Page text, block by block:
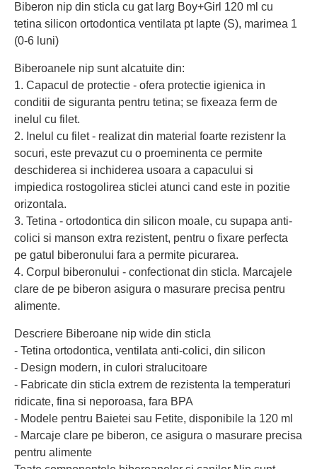
Biberon nip din sticla cu gat larg Boy+Girl 120 ml cu
tetina silicon ortodontica ventilata pt lapte (S), marimea 1
(0-6 luni)
Biberoanele nip sunt alcatuite din:
1. Capacul de protectie - ofera protectie igienica in
conditii de siguranta pentru tetina; se fixeaza ferm de
inelul cu filet.
2. Inelul cu filet - realizat din material foarte rezistenr la
socuri, este prevazut cu o proeminenta ce permite
deschiderea si inchiderea usoara a capacului si
impiedica rostogolirea sticlei atunci cand este in pozitie
orizontala.
3. Tetina - ortodontica din silicon moale, cu supapa anti-
colici si manson extra rezistent, pentru o fixare perfecta
pe gatul biberonului fara a permite picurarea.
4. Corpul biberonului - confectionat din sticla. Marcajele
clare de pe biberon asigura o masurare precisa pentru
alimente.
Descriere Biberoane nip wide din sticla
- Tetina ortodontica, ventilata anti-colici, din silicon
- Design modern, in culori stralucitoare
- Fabricate din sticla extrem de rezistenta la temperaturi
ridicate, fina si neporoasa, fara BPA
- Modele pentru Baietei sau Fetite, disponibile la 120 ml
- Marcaje clare pe biberon, ce asigura o masurare precisa
pentru alimente